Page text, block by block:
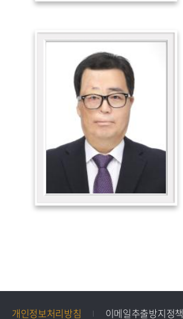
개인정보처리방침 이메일추출방지정책